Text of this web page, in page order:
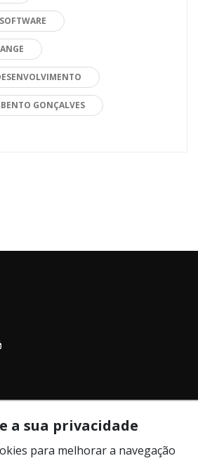
BENTO GONÇALVES
© 2004.
a sua privacidade
para melhorar a navegação